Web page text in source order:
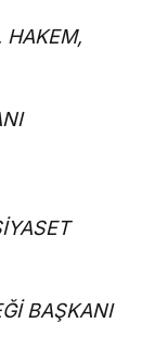
HAKEM,
BAŞKANI